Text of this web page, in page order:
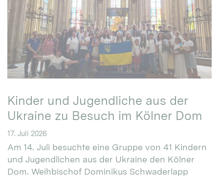
Kinder und Jugendliche aus der
Ukraine zu Besuch im Kölner Dom
17. Juli 2026
Am 14. Juli besuchte eine Gruppe von 41 Kindern
und Jugendlichen aus der Ukraine den Kölner
Dom. Weihbischof Dominikus Schwaderlapp